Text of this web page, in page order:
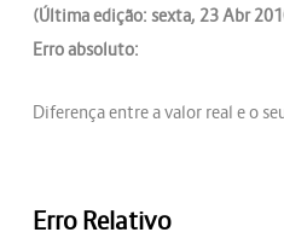
(Última edição: sexta, 23 Abr
Erro absoluto:
Diferença entre a valor real e o
Erro Relativo